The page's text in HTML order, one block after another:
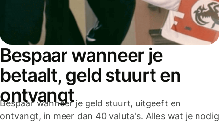
Bespaar wanneer je
betaalt, geld stuurt en
ontvangt
Bespaar wanneer je geld stuurt, uitgeeft en
ontvangt, in meer dan 40 valuta's. Alles wat je nodig